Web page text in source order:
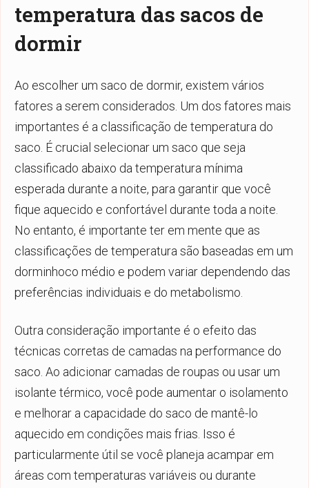
temperatura das sacos de
dormir
Ao escolher um saco de dormir, existem vários
fatores a serem considerados. Um dos fatores mais
importantes é a classificação de temperatura do
saco. É crucial selecionar um saco que seja
classificado abaixo da temperatura mínima
esperada durante a noite, para garantir que você
fique aquecido e confortável durante toda a noite.
No entanto, é importante ter em mente que as
classificações de temperatura são baseadas em um
dorminhoco médio e podem variar dependendo das
preferências individuais e do metabolismo.
Outra consideração importante é o efeito das
técnicas corretas de camadas na performance do
saco. Ao adicionar camadas de roupas ou usar um
isolante térmico, você pode aumentar o isolamento
e melhorar a capacidade do saco de mantê-lo
aquecido em condições mais frias. Isso é
particularmente útil se você planeja acampar em
áreas com temperaturas variáveis ou durante